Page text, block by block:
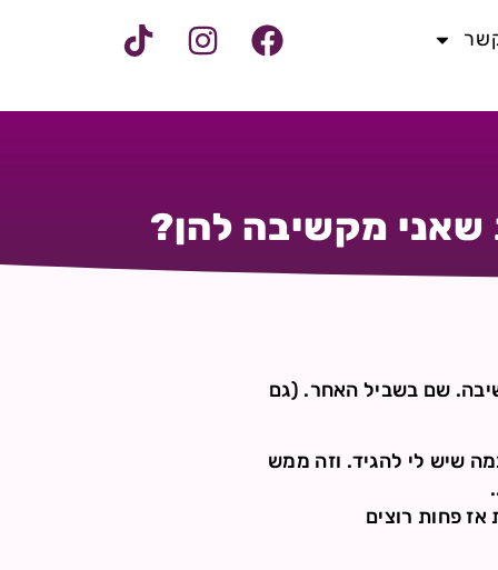
שאני מקשיבה להן?
שם בשביל האחר. (גם
שיש לי להגיד. וזה ממש
פחות רוצים